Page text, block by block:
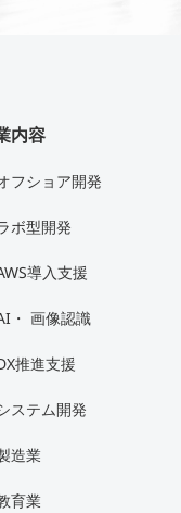
内容
フショア開発
ボ型開発
導入支援
・ 画像認識
推進支援
ステム開発
造業
育業